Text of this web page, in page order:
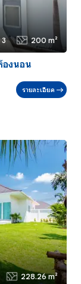
3 200 m²
องนอน
รายละเอียด
228.26 m²